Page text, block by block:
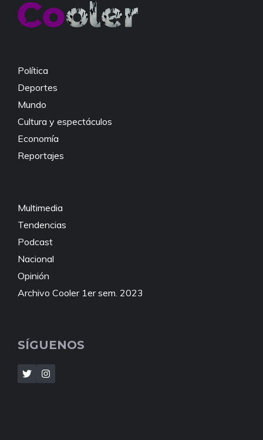
Política
Deportes
Mundo
Cultura y espectáculos
Economía
Reportajes
Multimedia
Tendencias
Podcast
Nacional
Opinión
Archivo Cooler 1er sem. 2023
SÍGUENOS